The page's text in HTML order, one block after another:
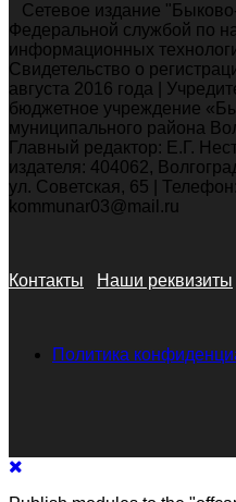
Сетевое издание
Федеральной службой по
информационных
Свидетельство о
августа 2016 года |
бюджетное учреждение
муниципального района
Главный редактор: Е.Г.
издателя: 404062,
ул. Советская, 65 |
kommunar03@mail.ru
Контакты Наши реквизиты
Политика